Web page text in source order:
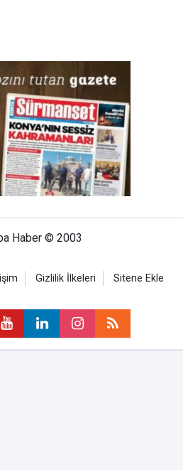
Haber © 2003
Gizlilik İlkeleri Sitene Ekle